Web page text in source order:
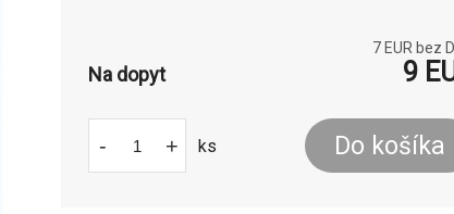
7 EUR bez
Na dopyt 9
- + ks Do košíka